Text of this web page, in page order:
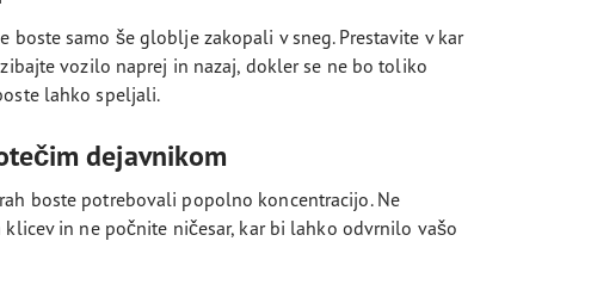
boste samo še globlje zakopali v sneg. Prestavite v kar
vozilo naprej in nazaj, dokler se ne bo toliko
lahko speljali.
dejavnikom
boste potrebovali popolno koncentracijo. Ne
in ne počnite ničesar, kar bi lahko odvrnilo vašo